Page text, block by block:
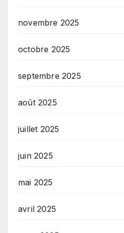
novembre 2025
octobre 2025
septembre 2025
août 2025
juillet 2025
juin 2025
mai 2025
avril 2025